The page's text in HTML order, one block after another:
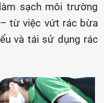
sạch môi trường
từ việc vứt rác bừa
và tái sử dụng rác